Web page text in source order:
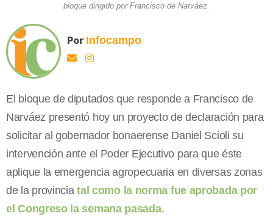
bloque dirigido por Francisco de Narváez.
Por Infocampo
El bloque de diputados que responde a Francisco de
Narváez presentó hoy un proyecto de declaración para
solicitar al gobernador bonaerense Daniel Scioli su
intervención ante el Poder Ejecutivo para que éste
aplique la emergencia agropecuaria en diversas zonas
de la provinciatal como la norma fue aprobada por
el Congreso la semana pasada.